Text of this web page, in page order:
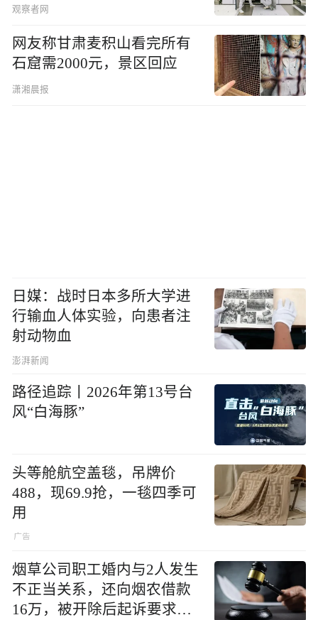
观察者网
网友称甘肃麦积山看完所有
石窟需2000元，景区回应
潇湘晨报
日媒：战时日本多所大学进
行输血人体实验，向患者注
射动物血
澎湃新闻
路径追踪丨2026年第13号台
风“白海豚”
头等舱航空盖毯，吊牌价
488，现69.9抢，一毯四季可
用
烟草公司职工婚内与2人发生
不正当关系，还向烟农借款
16万，被开除后起诉要求复